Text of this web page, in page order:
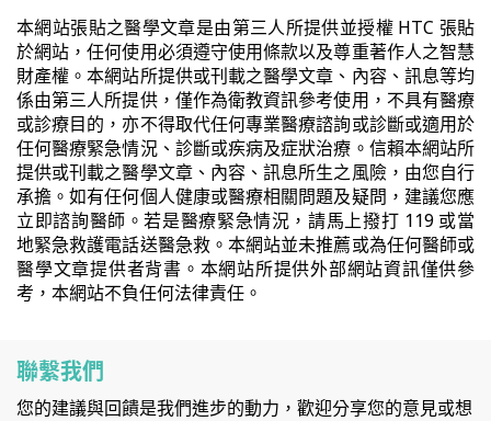
本網站張貼之醫學文章是由第三人所提供並授權 HTC 張貼
於網站，任何使用必須遵守使用條款以及尊重著作人之智慧
財產權。本網站所提供或刊載之醫學文章、內容、訊息等均
係由第三人所提供，僅作為衛教資訊參考使用，不具有醫療
或診療目的，亦不得取代任何專業醫療諮詢或診斷或適用於
任何醫療緊急情況、診斷或疾病及症狀治療。信賴本網站所
提供或刊載之醫學文章、內容、訊息所生之風險，由您自行
承擔。如有任何個人健康或醫療相關問題及疑問，建議您應
立即諮詢醫師。若是醫療緊急情況，請馬上撥打 119 或當
地緊急救護電話送醫急救。本網站並未推薦或為任何醫師或
醫學文章提供者背書。本網站所提供外部網站資訊僅供參
考，本網站不負任何法律責任。
聯繫我們
您的建議與回饋是我們進步的動力，歡迎分享您的意見或想